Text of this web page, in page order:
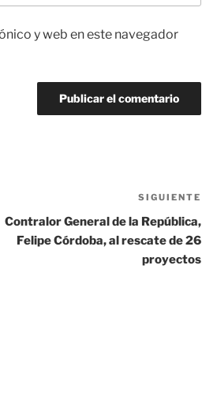
y web en este navegador
SIGUIENTE
Contralor General de la República,
Felipe Córdoba, al rescate de 26
proyectos